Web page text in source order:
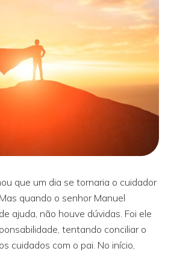
que um dia se tornaria o cuidador
quando o senhor Manuel
ajuda, não houve dúvidas. Foi ele
tentando conciliar o
cuidados com o pai. No início,